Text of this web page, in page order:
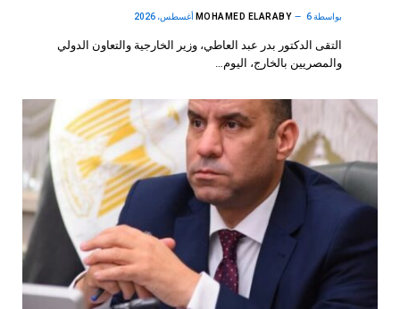
بواسطة MOHAMED ELARABY 6 أغسطس، 2026
التقى الدكتور بدر عبد العاطي، وزير الخارجية والتعاون الدولي
والمصريين بالخارج، اليوم…